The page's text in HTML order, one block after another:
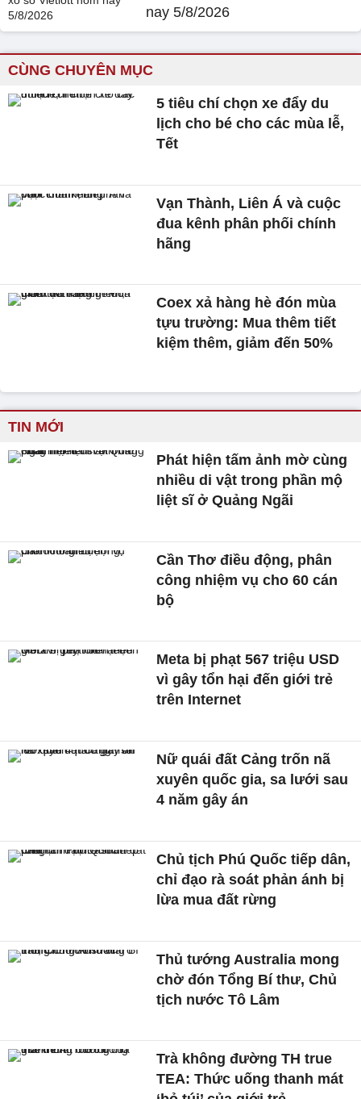
nay 5/8/2026
CÙNG CHUYÊN MỤC
5 tiêu chí chọn xe đẩy du
lịch cho bé cho các mùa lễ,
Tết
Vạn Thành, Liên Á và cuộc
đua kênh phân phối chính
hãng
Coex xả hàng hè đón mùa
tựu trường: Mua thêm tiết
kiệm thêm, giảm đến 50%
TIN MỚI
Phát hiện tấm ảnh mờ cùng
nhiều di vật trong phần mộ
liệt sĩ ở Quảng Ngãi
Cần Thơ điều động, phân
công nhiệm vụ cho 60 cán
bộ
Meta bị phạt 567 triệu USD
vì gây tổn hại đến giới trẻ
trên Internet
Nữ quái đất Cảng trốn nã
xuyên quốc gia, sa lưới sau
4 năm gây án
Chủ tịch Phú Quốc tiếp dân,
chỉ đạo rà soát phản ánh bị
lừa mua đất rừng
Thủ tướng Australia mong
chờ đón Tổng Bí thư, Chủ
tịch nước Tô Lâm
Trà không đường TH true
TEA: Thức uống thanh mát